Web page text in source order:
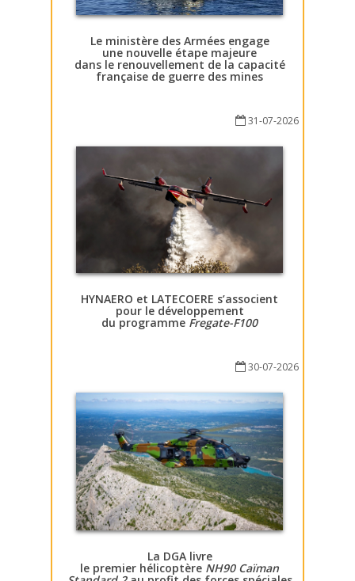
Le ministère des Armées engage
une nouvelle étape majeure
dans le renouvellement de la capacité
française de guerre des mines
31-07-2026
HYNAERO et LATECOERE s’associent
pour le développement
du programme Fregate-F100
30-07-2026
La DGA livre
le premier hélicoptère NH90 Caïman